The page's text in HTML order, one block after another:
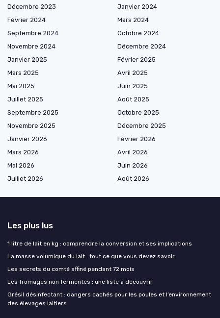
Décembre 2023
Janvier 2024
Février 2024
Mars 2024
Septembre 2024
Octobre 2024
Novembre 2024
Décembre 2024
Janvier 2025
Février 2025
Mars 2025
Avril 2025
Mai 2025
Juin 2025
Juillet 2025
Août 2025
Septembre 2025
Octobre 2025
Novembre 2025
Décembre 2025
Janvier 2026
Février 2026
Mars 2026
Avril 2026
Mai 2026
Juin 2026
Juillet 2026
Août 2026
Les plus lus
1 litre de lait en kg : comprendre la conversion et ses implications
La masse volumique du lait : tout ce que vous devez savoir
Les secrets du comté affiné pendant 72 mois
Les fromages non fermentés : une liste à découvrir
Grésil désinfectant : dangers cachés pour les poules et l’environnement
des élevages laitiers